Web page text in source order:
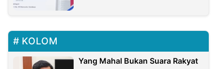
KOLOM
Yang Mahal Bukan Suara Rakyat